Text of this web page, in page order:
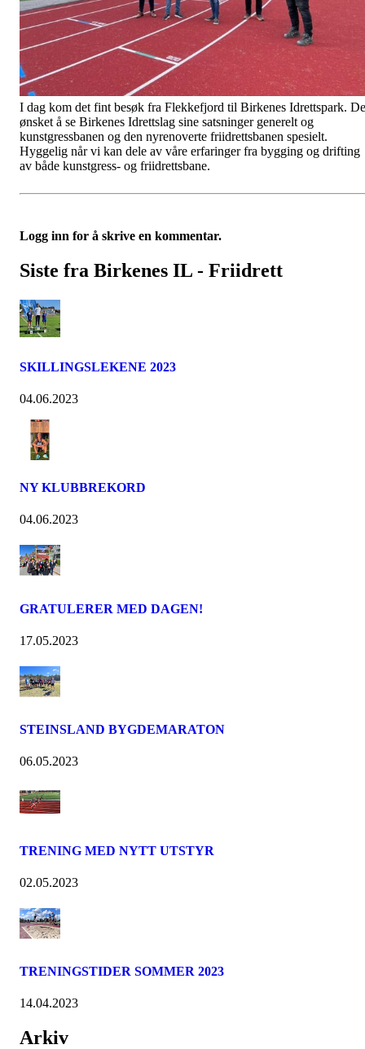
I dag kom det fint besøk fra Flekkefjord til Birkenes Idrettspark. De
ønsket å se Birkenes Idrettslag sine satsninger generelt og
kunstgressbanen og den nyrenoverte friidrettsbanen spesielt.
Hyggelig når vi kan dele av våre erfaringer fra bygging og drifting
av både kunstgress- og friidrettsbane.
Logg inn for å skrive en kommentar.
Siste fra Birkenes IL - Friidrett
SKILLINGSLEKENE 2023
04.06.2023
NY KLUBBREKORD
04.06.2023
GRATULERER MED DAGEN!
17.05.2023
STEINSLAND BYGDEMARATON
06.05.2023
TRENING MED NYTT UTSTYR
02.05.2023
TRENINGSTIDER SOMMER 2023
14.04.2023
Arkiv